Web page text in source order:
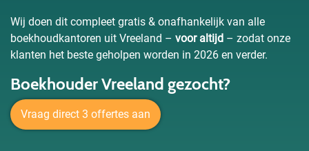
Wij doen dit compleet gratis & onafhankelijk van alle
boekhoudkantoren uit Vreeland – voor altijd – zodat onze
klanten het beste geholpen worden in 2026 en verder.
Boekhouder Vreeland gezocht?
Vraag direct 3 offertes aan